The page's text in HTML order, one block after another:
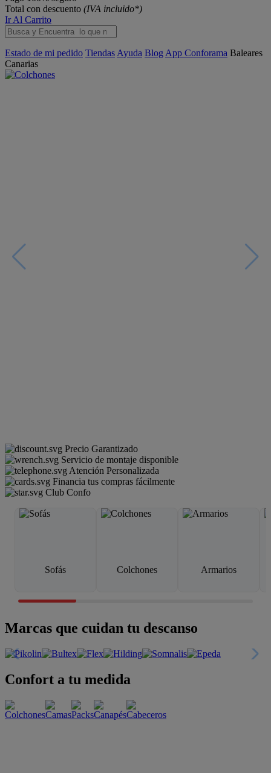
Total con descuento (IVA incluido*)
Ir Al Carrito
Estado de mi pedido Tiendas Ayuda Blog App Conforama Baleares
Canarias
Precio Garantizado
Servicio de montaje disponible
Atención Personalizada
Financia tus compras fácilmente
Club Confo
Sofás Colchones Armarios
Marcas que cuidan tu descanso
Confort a tu medida